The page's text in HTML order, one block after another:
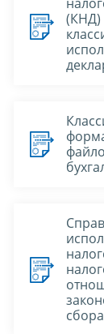
(КНД)